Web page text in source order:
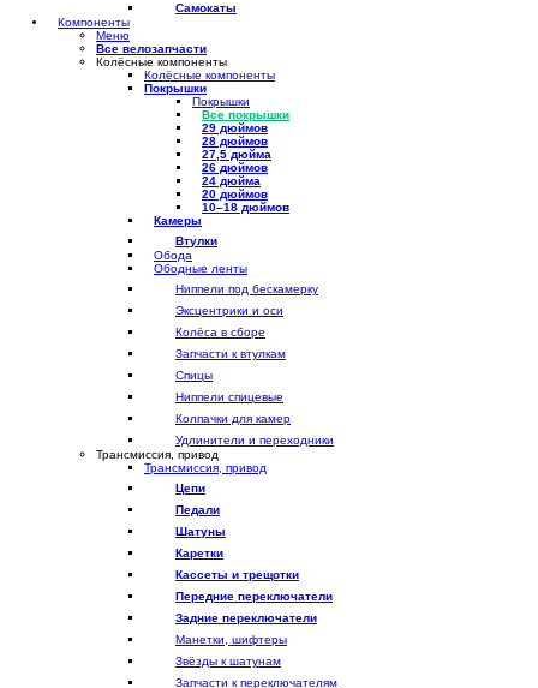
Самокаты
Компоненты
Меню
Все велозапчасти
Колёсные компоненты
Колёсные компоненты
Покрышки
Покрышки
Все покрышки
29 дюймов
28 дюймов
27,5 дюйма
26 дюймов
24 дюйма
20 дюймов
10–18 дюймов
Камеры
Втулки
Обода
Ободные ленты
Ниппели под бескамерку
Эксцентрики и оси
Колёса в сборе
Запчасти к втулкам
Спицы
Ниппели спицевые
Колпачки для камер
Удлинители и переходники
Трансмиссия, привод
Трансмиссия, привод
Цепи
Педали
Шатуны
Каретки
Кассеты и трещотки
Передние переключатели
Задние переключатели
Манетки, шифтеры
Звёзды к шатунам
Запчасти к переключателям